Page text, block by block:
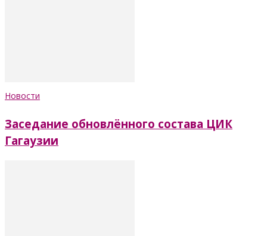
Новости
Заседание обновлённого состава ЦИК
Гагаузии